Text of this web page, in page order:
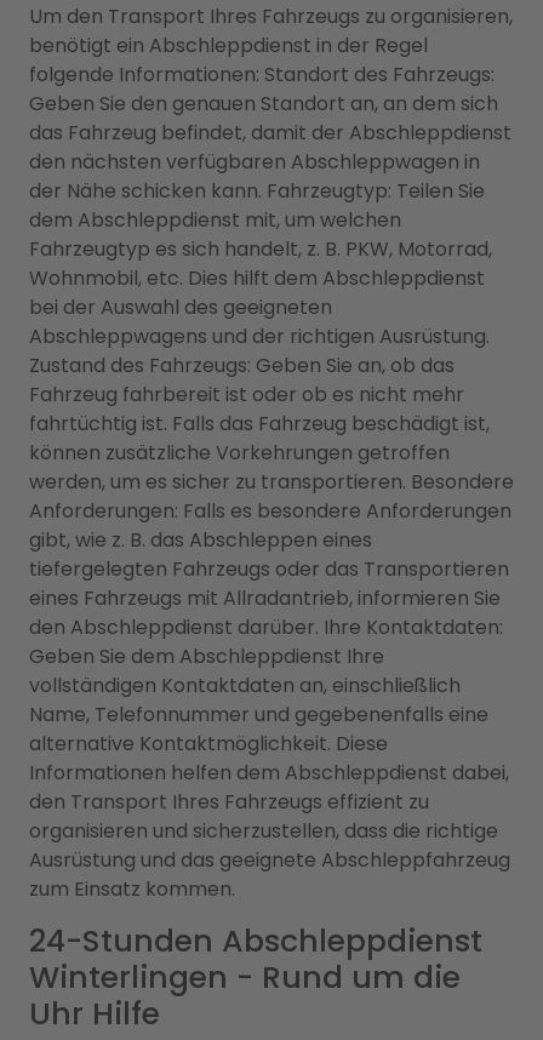
Um den Transport Ihres Fahrzeugs zu organisieren,
benötigt ein Abschleppdienst in der Regel
folgende Informationen: Standort des Fahrzeugs:
Geben Sie den genauen Standort an, an dem sich
das Fahrzeug befindet, damit der Abschleppdienst
den nächsten verfügbaren Abschleppwagen in
der Nähe schicken kann. Fahrzeugtyp: Teilen Sie
dem Abschleppdienst mit, um welchen
Fahrzeugtyp es sich handelt, z. B. PKW, Motorrad,
Wohnmobil, etc. Dies hilft dem Abschleppdienst
bei der Auswahl des geeigneten
Abschleppwagens und der richtigen Ausrüstung.
Zustand des Fahrzeugs: Geben Sie an, ob das
Fahrzeug fahrbereit ist oder ob es nicht mehr
fahrtüchtig ist. Falls das Fahrzeug beschädigt ist,
können zusätzliche Vorkehrungen getroffen
werden, um es sicher zu transportieren. Besondere
Anforderungen: Falls es besondere Anforderungen
gibt, wie z. B. das Abschleppen eines
tiefergelegten Fahrzeugs oder das Transportieren
eines Fahrzeugs mit Allradantrieb, informieren Sie
den Abschleppdienst darüber. Ihre Kontaktdaten:
Geben Sie dem Abschleppdienst Ihre
vollständigen Kontaktdaten an, einschließlich
Name, Telefonnummer und gegebenenfalls eine
alternative Kontaktmöglichkeit. Diese
Informationen helfen dem Abschleppdienst dabei,
den Transport Ihres Fahrzeugs effizient zu
organisieren und sicherzustellen, dass die richtige
Ausrüstung und das geeignete Abschleppfahrzeug
zum Einsatz kommen.
24-Stunden Abschleppdienst
Winterlingen - Rund um die
Uhr Hilfe